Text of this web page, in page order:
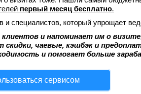
первый месяц бесплатно.
и специалистов, который упрощает
и напоминает им о
скидки, чаевые, кэшбэк и
и помогает больше
сервисом